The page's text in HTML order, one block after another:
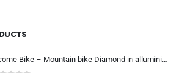
Licorne Bike – Mountain bike Diamond in alluminio, bicicletta per adolescenti, uomini e donne, cambio a 21 marce, freno a disco, forcella anteriore regolabile (26 pollici, bianco)